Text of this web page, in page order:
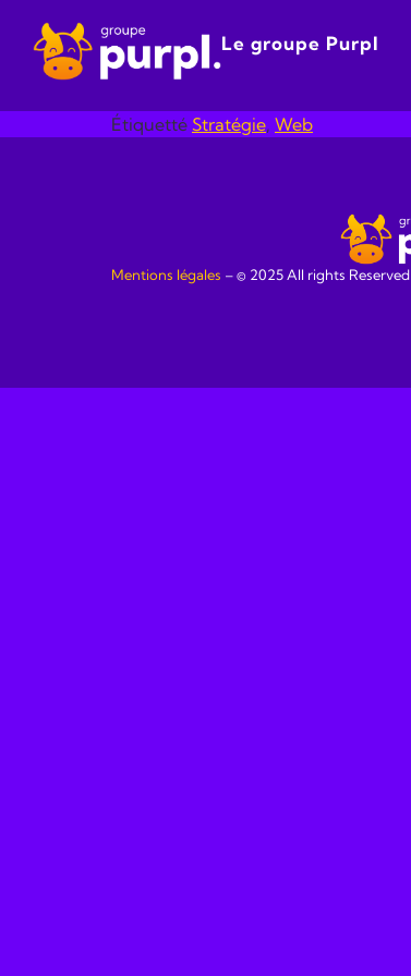
Le groupe Purpl
Étiquetté Stratégie, Web
Mentions légales ​ – © 2025 All rights Reserved